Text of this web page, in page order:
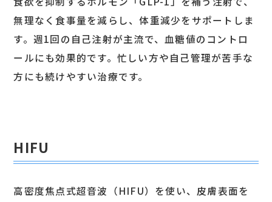
無理なく食事量を減らし、体重減少をサポートしま
す。週1回の自己注射が主流で、血糖値のコントロ
ールにも効果的です。忙しい方や自己管理が苦手な
方にも続けやすい治療です。
HIFU
高密度焦点式超音波（HIFU）を使い、皮膚表面を